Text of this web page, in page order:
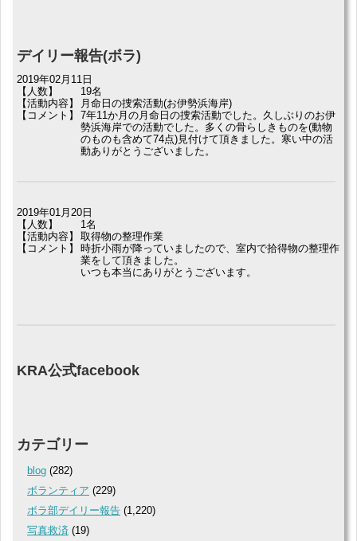
デイリー報告(ボラ)
2019年02月11日
【人数】
19名
【活動内容】
月命日の捜索活動(お伊勢浜海岸)
【コメント】
7年11か月の月命日の捜索活動でした。久しぶりのお伊
勢浜海岸での活動でした。多くの骨らしきものを(動物
のものも含めて74点)見付けて頂きました。寒い中の活
動ありがとうございました。
2019年01月20日
【人数】
1名
【活動内容】
取得物の整理作業
【コメント】
時折小雨が降っていましたので、室内で拾得物の整理作
業をして頂きました。
いつも本当にありがとうございます。
KRA公式facebook
カテゴリー
blog (282)
ボランティア (229)
ボラ部デイリー報告 (1,220)
写真救済 (19)